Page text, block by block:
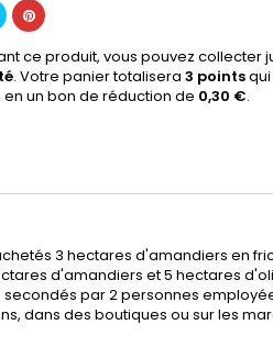
ce produit, vous pouvez collecter
. Votre panier totalisera 3 points
un bon de réduction de 0,30 €.
3 hectares d'amandiers en
d'amandiers et 5 hectares
secondés par 2 personnes
dans des boutiques ou sur les